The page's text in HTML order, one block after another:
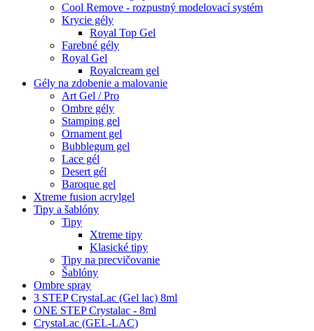
Cool Remove - rozpustný modelovací systém
Krycie gély
Royal Top Gel
Farebné gély
Royal Gel
Royalcream gel
Gély na zdobenie a malovanie
Art Gel / Pro
Ombre gély
Stamping gel
Ornament gel
Bubblegum gel
Lace gél
Desert gél
Baroque gel
Xtreme fusion acrylgel
Tipy a šablóny
Tipy
Xtreme tipy
Klasické tipy
Tipy na precvičovanie
Šablóny
Ombre spray
3 STEP CrystaLac (Gel lac) 8ml
ONE STEP Crystalac - 8ml
CrystaLac (GEL-LAC)